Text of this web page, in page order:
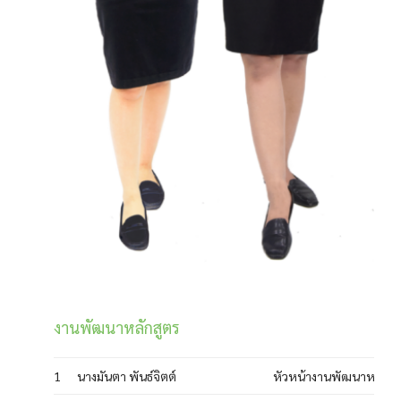
งานพัฒนาหลักสูตร
1 นางมันตา พันธ์จิตต์ หัวหน้างานพัฒนาหลักสู